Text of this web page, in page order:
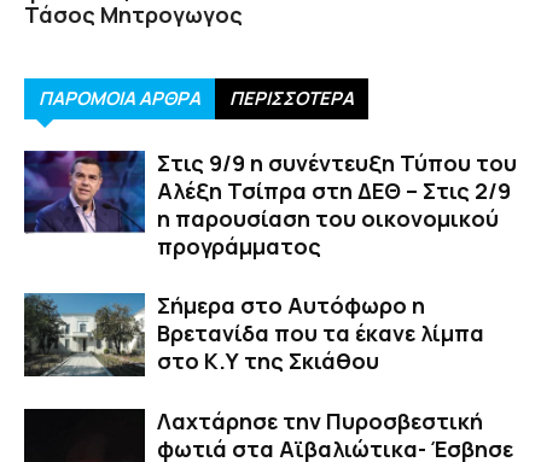
Τάσος Μητρογωγος
ΠΑΡΟΜΟΙΑ ΑΡΘΡΑ ΠΕΡΙΣΣΟΤΕΡΑ
Στις 9/9 η συνέντευξη Τύπου του
Αλέξη Τσίπρα στη ΔΕΘ – Στις 2/9
η παρουσίαση του οικονομικού
προγράμματος
Σήμερα στο Αυτόφωρο η
Βρετανίδα που τα έκανε λίμπα
στο Κ.Υ της Σκιάθου
Λαχτάρησε την Πυροσβεστική
φωτιά στα Αϊβαλιώτικα- Έσβησε